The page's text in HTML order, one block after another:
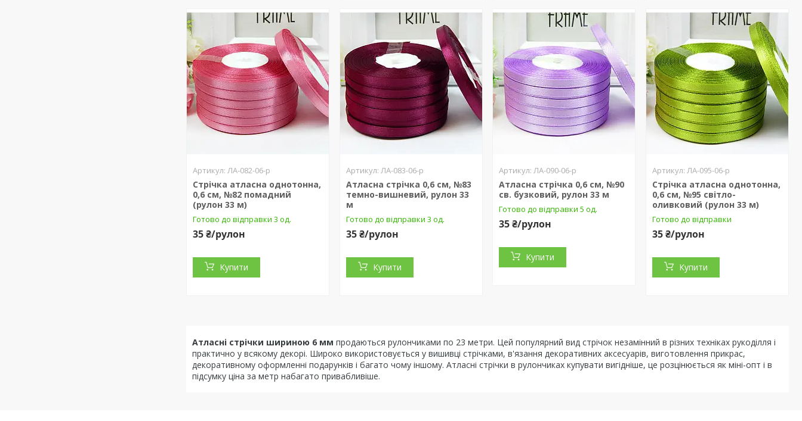
ЛА-082-06-р
Стрічка атласна однотонна,
0,6 см, №82 помадний
(рулон 33 м)
Готово до відправки 3 од.
35 ₴/рулон
Купити
ЛА-083-06-р
Атласна стрічка 0,6 см, №83
темно-вишневий, рулон 33
м
Готово до відправки 3 од.
35 ₴/рулон
Купити
ЛА-090-06-р
Атласна стрічка 0,6 см, №90
св. бузковий, рулон 33 м
Готово до відправки 5 од.
35 ₴/рулон
Купити
ЛА-095-06-р
Стрічка атласна однотонна,
0,6 см, №95 світло-
оливковий (рулон 33 м)
Готово до відправки
35 ₴/рулон
Купити
Атласні стрічки шириною 6 мм продаються рулончиками по 23 метри. Цей популярний вид стрічок незамінний в різних техніках рукоділля і
практично у всякому декорі. Широко використовується у вишивці стрічками, в'язання декоративних аксесуарів, виготовлення прикрас,
декоративному оформленні подарунків і багато чому іншому. Атласні стрічки в рулончиках купувати вигідніше, це розцінюється як міні-опт і в
підсумку ціна за метр набагато привабливіше.